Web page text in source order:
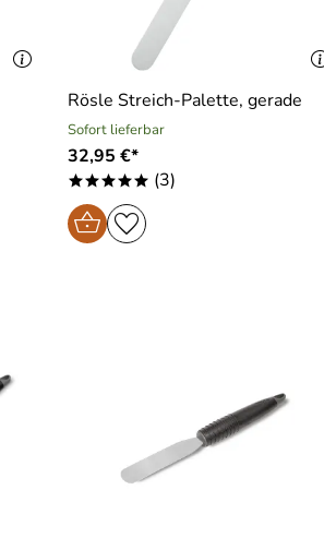
Rösle Streich-Palette, gerade
Sofort lieferbar
32,95 €*
***** (3)